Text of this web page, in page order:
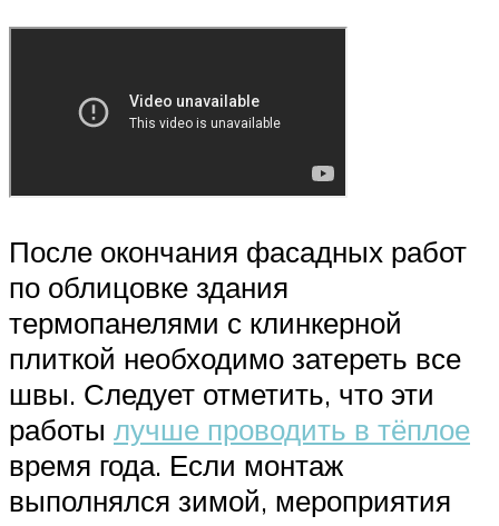
После окончания фасадных работ
по облицовке здания
термопанелями с клинкерной
плиткой необходимо затереть все
швы. Следует отметить, что эти
работы лучше проводить в тёплое
время года. Если монтаж
выполнялся зимой, мероприятия